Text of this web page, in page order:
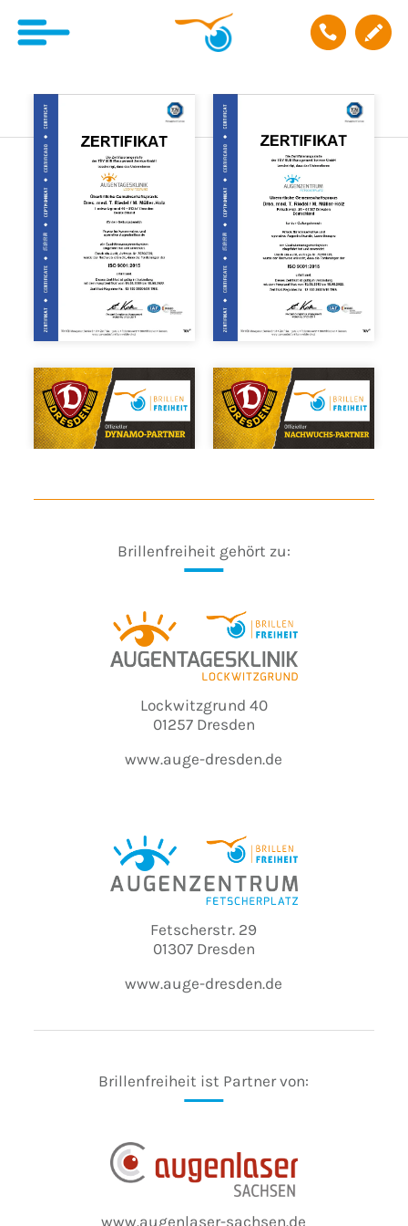
Brillenfreiheit gehört zu:
Lockwitzgrund 40
01257 Dresden
www.auge-dresden.de
Fetscherstr. 29
01307 Dresden
www.auge-dresden.de
Brillenfreiheit ist Partner von:
www.augenlaser-sachsen.de